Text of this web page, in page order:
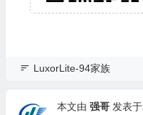
LuxorLite-94家族
本文由 强哥 发表